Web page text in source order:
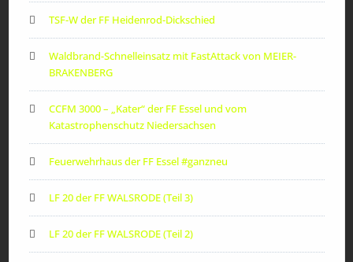
TSF-W der FF Heidenrod-Dickschied
Waldbrand-Schnelleinsatz mit FastAttack von MEIER-
BRAKENBERG
CCFM 3000 – „Kater“ der FF Essel und vom
Katastrophenschutz Niedersachsen
Feuerwehrhaus der FF Essel #ganzneu
LF 20 der FF WALSRODE (Teil 3)
LF 20 der FF WALSRODE (Teil 2)